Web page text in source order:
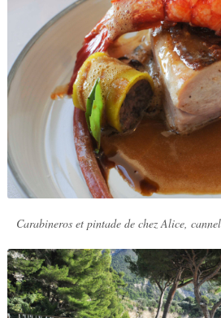
Carabineros et pintade de chez Alice,